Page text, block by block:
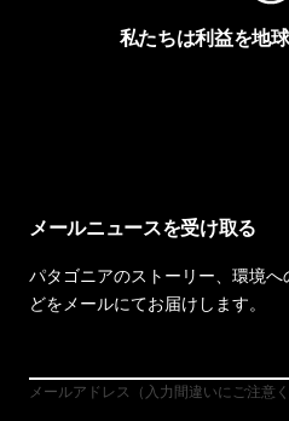
私たちは利益を地
メールニュースを受け取る
パタゴニアのストーリー、環境
どをメールにてお届けします。
メールアドレス（入力間違いにご注意く